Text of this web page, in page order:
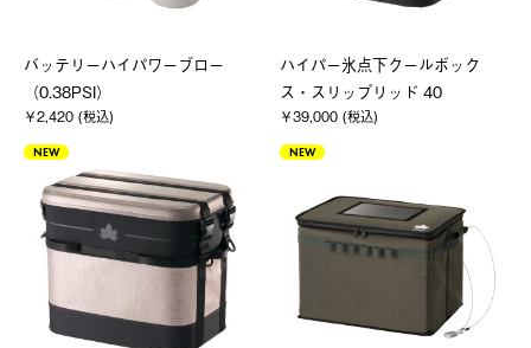
バッテリーハイパワーブロー
（0.38PSI）
￥2,420 (税込)
ハイパー氷点下クールボック
ス・スリップリッド 40
￥39,000 (税込)
NEW NEW